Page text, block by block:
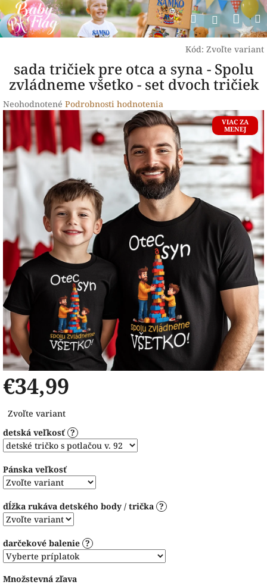
Prejsť
na
obsah
Hľadať
Kód: Zvoľte variant
sada tričiek pre otca a syna - Spolu
zvládneme všetko - set dvoch tričiek
Priemerné
hodnotenie
produktu
0,0
z
5
hviezdičiek.
Neohodnotené Podrobnosti hodnotenia
VIAC ZA
MENEJ
€34,99
cena:
Zvoľte variant
detská veľkosť ?
Pánska veľkosť
dĺžka rukáva detského body / trička ?
darčekové balenie ?
Množstevná zľava